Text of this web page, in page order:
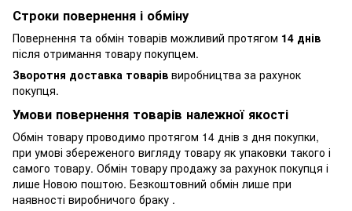
Строки повернення і обміну
Повернення та обмін товарів можливий протягом 14 днів
після отримання товару покупцем.
Зворотня доставка товарів виробництва за рахунок
покупця.
Умови повернення товарів належної якості
Обмін товару проводимо протягом 14 днів з дня покупки,
при умові збереженого вигляду товару як упаковки такого і
самого товару. Обмін товару продажу за рахунок покупця і
лише Новою поштою. Безкоштовний обмін лише при
наявності виробничого браку .